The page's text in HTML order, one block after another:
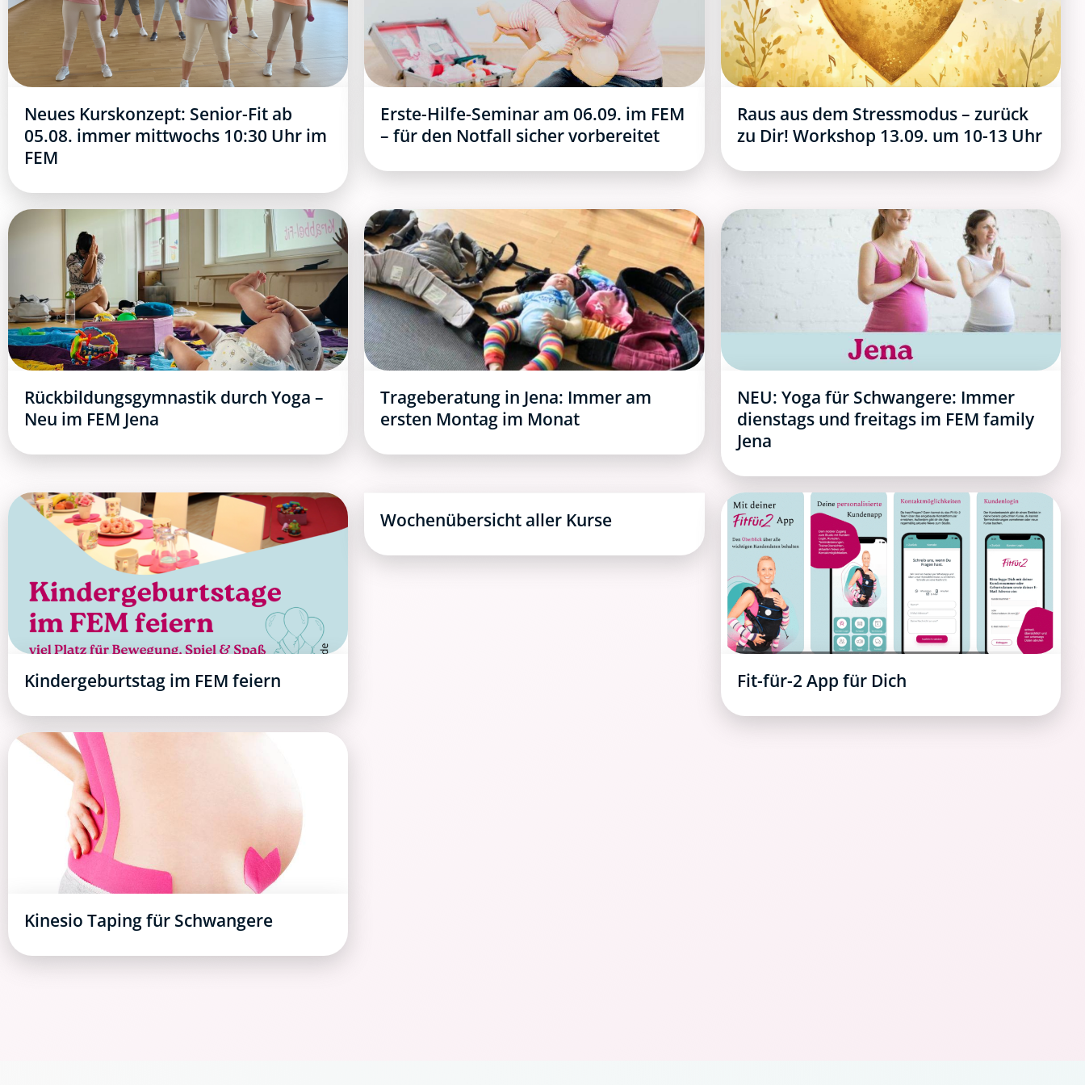
Neues Kurskonzept: Senior-Fit ab
05.08. immer mittwochs 10:30 Uhr im
FEM
Erste-Hilfe-Seminar am 06.09. im FEM
– für den Notfall sicher vorbereitet
Raus aus dem Stressmodus – zurück
zu Dir! Workshop 13.09. um 10-13 Uhr
Rückbildungsgymnastik durch Yoga –
Neu im FEM Jena
Trageberatung in Jena: Immer am
ersten Montag im Monat
NEU: Yoga für Schwangere: Immer
dienstags und freitags im FEM family
Jena
Kindergeburtstag im FEM feiern
Wochenübersicht aller Kurse
Fit-für-2 App für Dich
Kinesio Taping für Schwangere